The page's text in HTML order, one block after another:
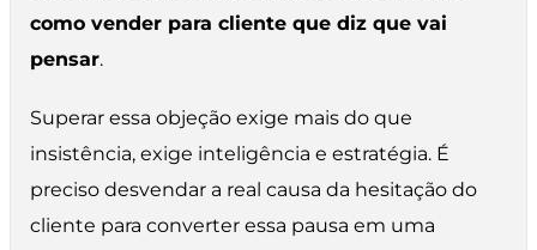
como vender para cliente que diz que vai
pensar.
Superar essa objeção exige mais do que
insistência, exige inteligência e estratégia. É
preciso desvendar a real causa da hesitação do
cliente para converter essa pausa em uma